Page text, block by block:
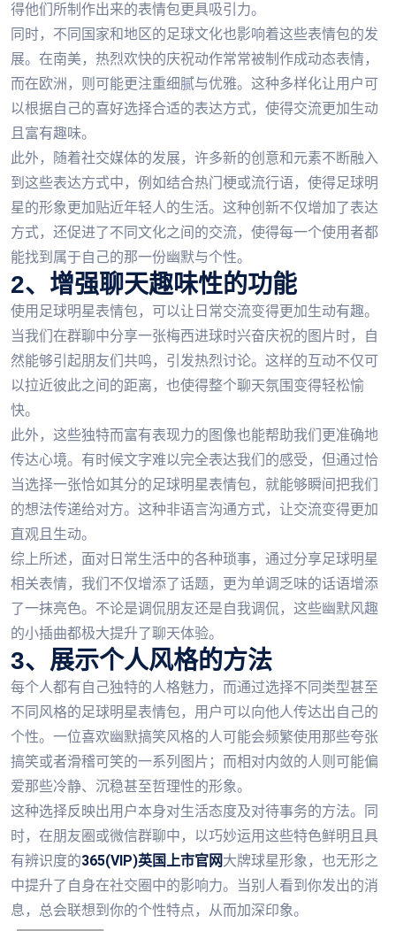
得他们所制作出来的表情包更具吸引力。
同时，不同国家和地区的足球文化也影响着这些表情包的发
展。在南美，热烈欢快的庆祝动作常常被制作成动态表情，
而在欧洲，则可能更注重细腻与优雅。这种多样化让用户可
以根据自己的喜好选择合适的表达方式，使得交流更加生动
且富有趣味。
此外，随着社交媒体的发展，许多新的创意和元素不断融入
到这些表达方式中，例如结合热门梗或流行语，使得足球明
星的形象更加贴近年轻人的生活。这种创新不仅增加了表达
方式，还促进了不同文化之间的交流，使得每一个使用者都
能找到属于自己的那一份幽默与个性。
2、增强聊天趣味性的功能
使用足球明星表情包，可以让日常交流变得更加生动有趣。
当我们在群聊中分享一张梅西进球时兴奋庆祝的图片时，自
然能够引起朋友们共鸣，引发热烈讨论。这样的互动不仅可
以拉近彼此之间的距离，也使得整个聊天氛围变得轻松愉
快。
此外，这些独特而富有表现力的图像也能帮助我们更准确地
传达心境。有时候文字难以完全表达我们的感受，但通过恰
当选择一张恰如其分的足球明星表情包，就能够瞬间把我们
的想法传递给对方。这种非语言沟通方式，让交流变得更加
直观且生动。
综上所述，面对日常生活中的各种琐事，通过分享足球明星
相关表情，我们不仅增添了话题，更为单调乏味的话语增添
了一抹亮色。不论是调侃朋友还是自我调侃，这些幽默风趣
的小插曲都极大提升了聊天体验。
3、展示个人风格的方法
每个人都有自己独特的人格魅力，而通过选择不同类型甚至
不同风格的足球明星表情包，用户可以向他人传达出自己的
个性。一位喜欢幽默搞笑风格的人可能会频繁使用那些夸张
搞笑或者滑稽可笑的一系列图片；而相对内敛的人则可能偏
爱那些冷静、沉稳甚至哲理性的形象。
这种选择反映出用户本身对生活态度及对待事务的方法。同
时，在朋友圈或微信群聊中，以巧妙运用这些特色鲜明且具
有辨识度的365(VIP)英国上市官网大牌球星形象，也无形之
中提升了自身在社交圈中的影响力。当别人看到你发出的消
息，总会联想到你的个性特点，从而加深印象。